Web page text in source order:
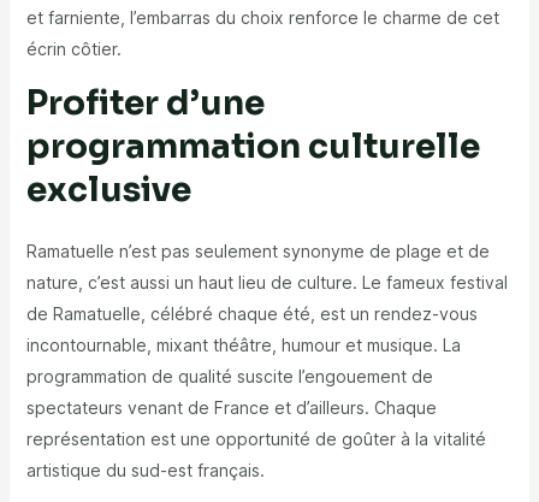
et farniente, l’embarras du choix renforce le charme de cet
écrin côtier.
Profiter d’une
programmation culturelle
exclusive
Ramatuelle n’est pas seulement synonyme de plage et de
nature, c’est aussi un haut lieu de culture. Le fameux festival
de Ramatuelle, célébré chaque été, est un rendez-vous
incontournable, mixant théâtre, humour et musique. La
programmation de qualité suscite l’engouement de
spectateurs venant de France et d’ailleurs. Chaque
représentation est une opportunité de goûter à la vitalité
artistique du sud-est français.